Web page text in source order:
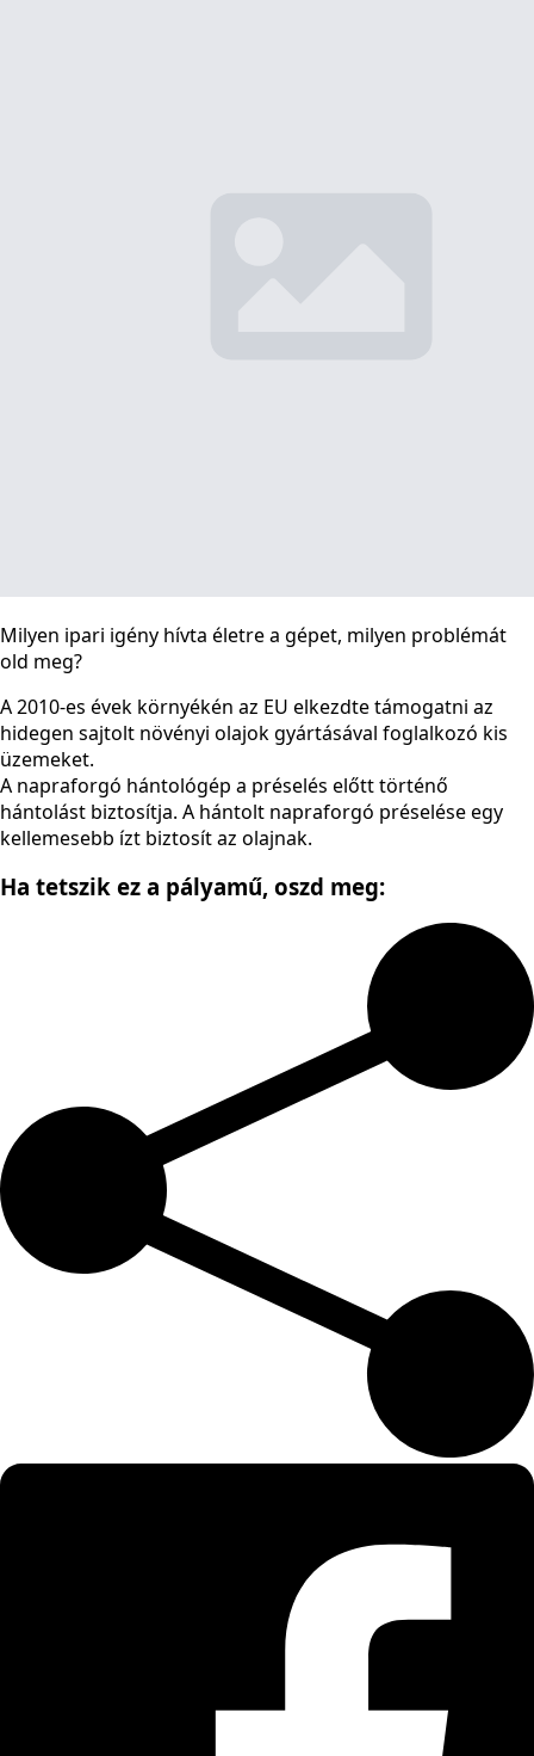
Milyen ipari igény hívta életre a gépet, milyen problémát
old meg?
A 2010-es évek környékén az EU elkezdte támogatni az
hidegen sajtolt növényi olajok gyártásával foglalkozó kis
üzemeket.
A napraforgó hántológép a préselés előtt történő
hántolást biztosítja. A hántolt napraforgó préselése egy
kellemesebb ízt biztosít az olajnak.
Ha tetszik ez a pályamű, oszd meg: